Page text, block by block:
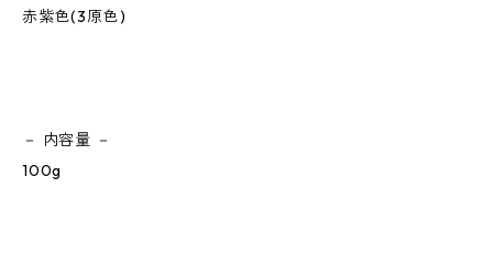
赤紫色(3原色)
－ 内容量 －
100g